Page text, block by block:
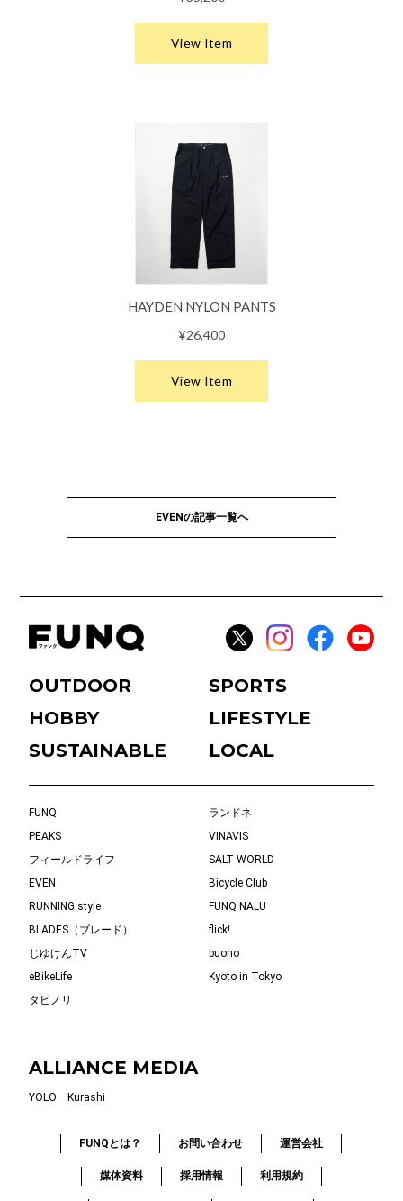
EVENの記事一覧へ
OUTDOOR
SPORTS
HOBBY
LIFESTYLE
SUSTAINABLE
LOCAL
FUNQ
ランドネ
PEAKS
VINAVIS
フィールドライフ
SALT WORLD
EVEN
Bicycle Club
RUNNING style
FUNQ NALU
BLADES（ブレード）
flick!
じゆけんTV
buono
eBikeLife
Kyoto in Tokyo
タビノリ
ALLIANCE MEDIA
YOLO Kurashi
FUNQとは？ お問い合わせ 運営会社
媒体資料 採用情報 利用規約